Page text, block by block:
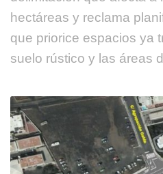
hectáreas y reclama
que priorice espacios ya
suelo rústico y las áreas